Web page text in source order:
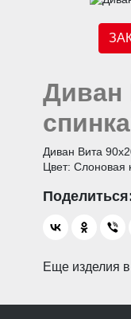
Диван
Диван Вита
Цвет: Слоновая
Еще изделия